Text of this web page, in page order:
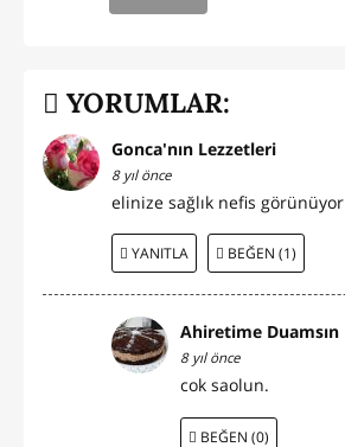
YORUMLAR:
Gonca'nın Lezzetleri
8 yıl önce
elinize sağlık nefis görünüyor
YANITLA BEĞEN (1)
Ahiretime Duamsın
8 yıl önce
cok saolun.
BEĞEN (0)